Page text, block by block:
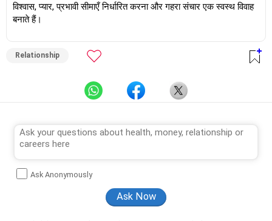
विश्वास, प्यार, प्रभावी सीमाएँ निर्धारित करना और गहरा संचार एक स्वस्थ विवाह
बनाते हैं।
Relationship
Ask Anonymously